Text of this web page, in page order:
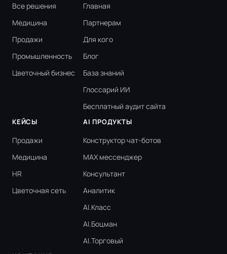
Все решения
Медицина
Продажи
Промышленность
Цветочный бизнес
Главная
Партнерам
Для кого
Блог
База знаний
Глоссарий ИИ
Бесплатный аудит сайта
КЕЙСЫ
Продажи
Медицина
HR
Цветочная сеть
AI ПРОДУКТЫ
Конструктор чат-ботов
MAX мессенджер
Консультант
Аналитик
AI.Класс
AI.Боцман
AI.Торговый